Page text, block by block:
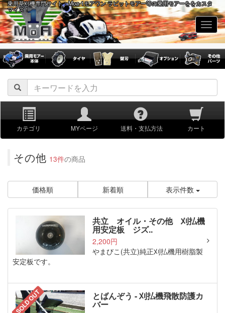
乗用草刈機専門サイト：Moa-1モアワン ラビットモアー等の乗用モアーををカスタ
マイズ！
カテゴリ MYページ 送料・支払方法 カート
その他 13件の商品
価格順 新着順 表示件数
共立 オイル・その他 刈払機
用安定板 ジズ..
2,200円
やまびこ(共立)純正刈払機用樹脂製
安定板です。
SOLD OUT とばんぞう - 刈払機飛散防護カ
バー